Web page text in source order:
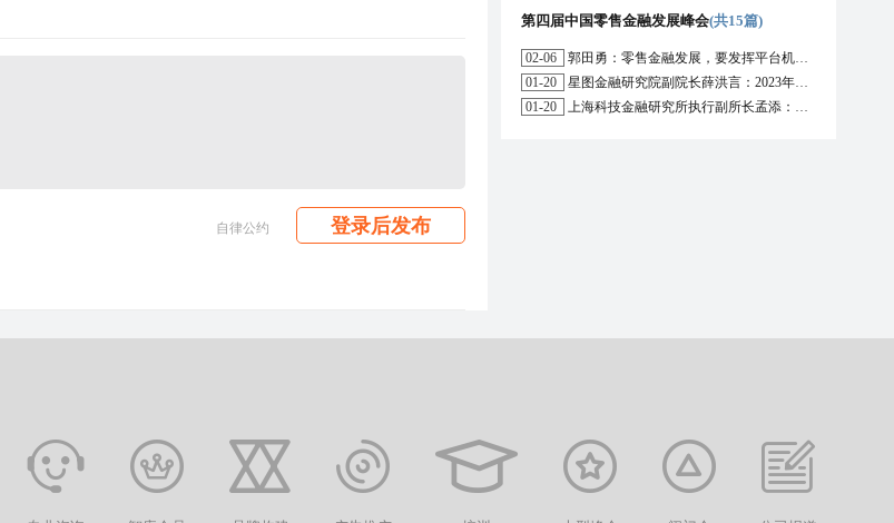
自律公约 登录后发布
第四届中国零售金融发展峰会(共15篇)
02-06
郭田勇：零售金融发展，要发挥平台机构的作用
01-20
星图金融研究院副院长薛洪言：2023年消费信贷或迎来新起点
01-20
上海科技金融研究所执行副所长孟添：开放银行与嵌入式金融为数字普惠金融带来更大发展空间